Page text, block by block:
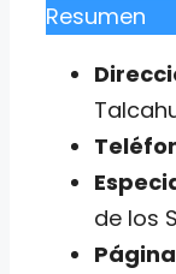
Resumen
de los